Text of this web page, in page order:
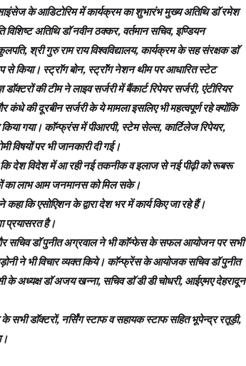
के आडिटोरिम में कार्यक्रम का शुभारंभ मुख्य अतिथि डाॅ रमेश
अतिथि डाॅ नवीन ठक्कर, वर्तमान सचिव, इण्डियन
श्री गुरु राम राय विश्वविद्यालय, कार्यक्रम के सह संरक्षक डाॅ
से किया। स्ट्राॅग बोन, स्ट्राॅंग नेशन थीम पर आधारित स्टेट
की टीम ने लाइव सर्जरी में बैंकार्ट रिपेयर सर्जरी, एंटीरियर
की दूरबीन सर्जरी के ये मामला इसलिए भी महत्वपूर्ण रहे क्योंकि
किया गया। काॅन्फ्रंस में पीआरपी, स्टेम सेल्स, कार्टिलेज रिपेयर,
पर भी जानकारी दी गई।
देश विदेश में आ रही नई तकनीक व इलाज से नई पीढ़ी को रूबरू
का लाभ आम जनमानस को मिल सके।
कि एसोएिशन के द्वारा देश भर में कार्य किए जा रहे हैं।
प्रयासरत है।
सचिव डाॅ पुनीत अग्रवाल ने भी काॅन्फेस के सफल आयोजन पर सभी
ने भी विचार व्यक्त किये। काॅन्फ्रेंस के आयोजक सचिव डाॅ पुनीत
के अध्यक्ष डाॅ अजय खन्ना, सचिव डाॅ डी डी चोधरी, आईएमए देहरादून
सभी डाॅक्टरों, नर्सिंग स्टाफ व सहायक स्टाफ सहित भूपेन्द्र रतूड़ी,